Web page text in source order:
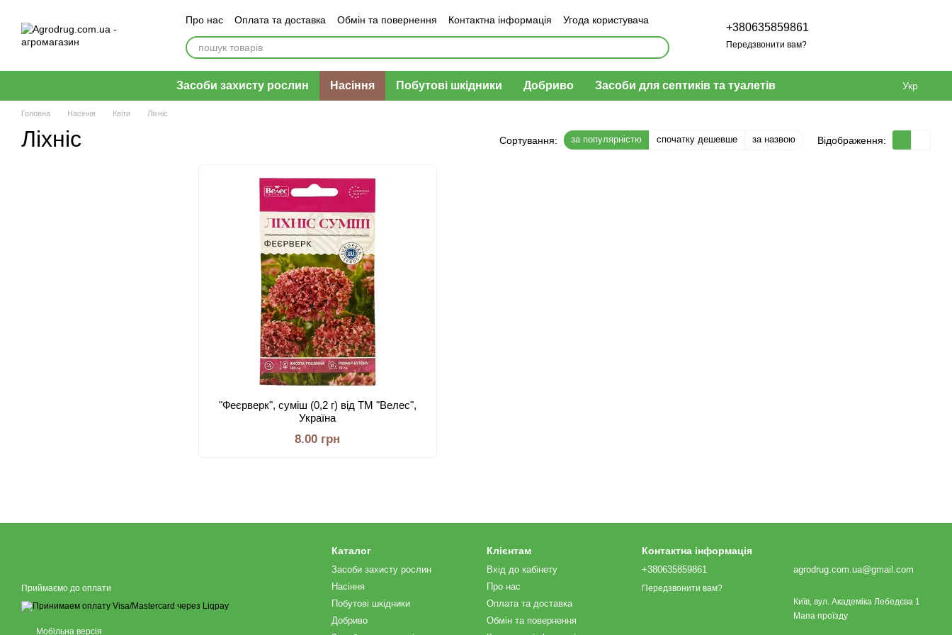
Про нас Оплата та доставка Обмін та повернення Контактна інформація
Угода користувача
Відгуки про магазин
+380635859861
Передзвонити вам?
Засоби захисту рослин Насіння Побутові шкідники Добриво Засоби для септиків та туалетів Укр
Головна Насіння Квіти Ліхніс
Ліхніс Сортування: за популярністю спочатку дешевше за назвою Відображення:
"Феєрверк", суміш (0,2 г) від ТМ "Велес",
Україна
8.00 грн
Приймаємо до оплати
Мобільна версія
Каталог
Засоби захисту рослин
Насіння
Побутові шкідники
Добриво
Клієнтам
Вхід до кабінету
Про нас
Оплата та доставка
Обмін та повернення
Контактна інформація
+380635859861
Передзвонити вам?
agrodrug.com.ua@gmail.com
Київ, вул. Академіка Лебедєва 1
Мапа проїзду